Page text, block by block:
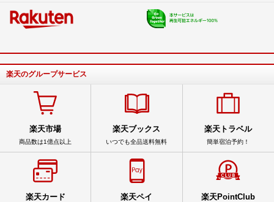
楽天のグループサービス
楽天市場
商品数は1億点以上
楽天ブックス
いつでも全品送料無料
楽天トラベル
簡単宿泊予約！
楽天カード 楽天ペイ 楽天PointClub